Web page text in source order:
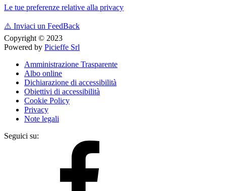
Le tue preferenze relative alla privacy
⚠️ Inviaci un FeedBack
Copyright © 2023
Powered by Picieffe Srl
Amministrazione Trasparente
Albo online
Dichiarazione di accessibilità
Obiettivi di accessibilità
Cookie Policy
Privacy
Note legali
Seguici su: